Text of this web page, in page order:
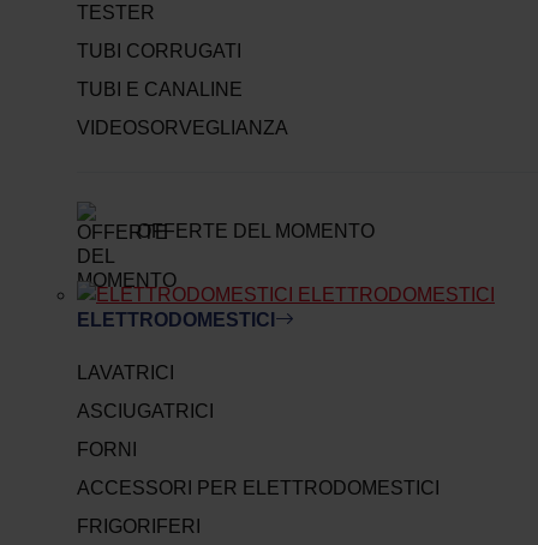
TESTER
TUBI CORRUGATI
TUBI E CANALINE
VIDEOSORVEGLIANZA
OFFERTE DEL MOMENTO
ELETTRODOMESTICI
ELETTRODOMESTICI
LAVATRICI
ASCIUGATRICI
FORNI
ACCESSORI PER ELETTRODOMESTICI
FRIGORIFERI